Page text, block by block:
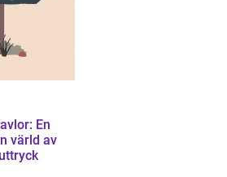
En
värld av